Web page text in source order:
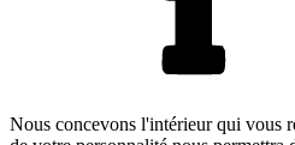
Nous concevons l'intérieur qui vous